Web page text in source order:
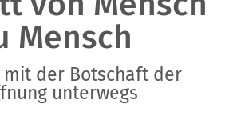
Mensch
der Botschaft der
unterwegs